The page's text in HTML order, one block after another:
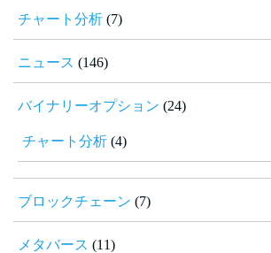
チャート分析 (7)
ニュース (146)
バイナリーオプション (24)
チャート分析 (4)
ブロックチェーン (7)
メタバース (11)